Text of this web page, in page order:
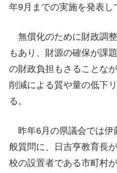
年9月までの実施を発表し
無償化のために財政調
もあり、財源の確保が課
の財政負担もさることな
削減による質や量の低下
る。
昨年6月の県議会では伊
般質問に、日吉亨教育長
校の設置者である市町村